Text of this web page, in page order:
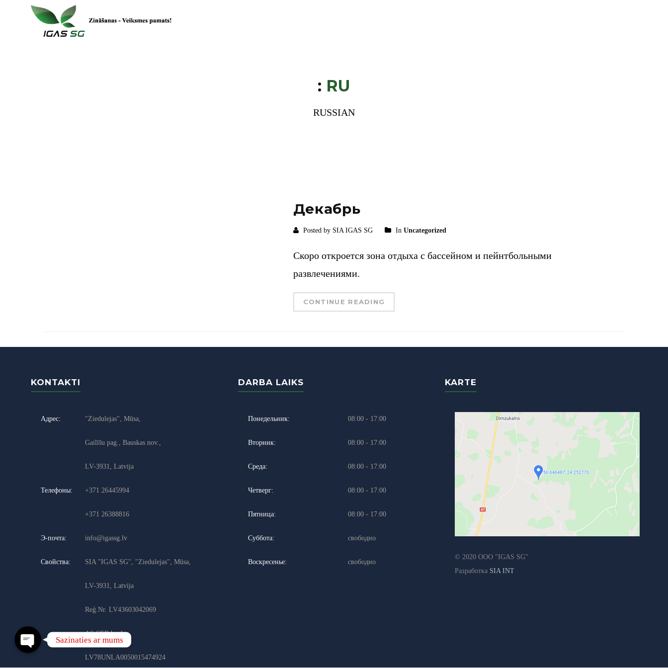
: RU
RUSSIAN
Декабрь
Posted by SIA IGAS SG In Uncategorized
Скоро откроется зона отдыха с бассейном и пейнтбольными
развлечениями.
CONTINUE READING
KONTAKTI
Адрес: "Ziedulejas", Mūsa,
Gailīšu pag., Bauskas nov.,
LV-3931, Latvija
Телефоны: +371 26445994
+371 26388816
Э-почта: info@igassg.lv
Свойства: SIA "IGAS SG", "Ziedulejas", Mūsa,
LV-3931, Latvija
Reģ.Nr. LV43603042069
AS SEB banka
LV78UNLA0050015474924
DARBA LAIKS
Понедельник: 08:00 - 17:00
Вторник: 08:00 - 17:00
Среда: 08:00 - 17:00
Четверг: 08:00 - 17:00
Пятница: 08:00 - 17:00
Суббота: свободно
Воскресенье: свободно
KARTE
© 2020 ООО "IGAS SG"
Разработка SIA INT
Whatsapp
Sazinaties ar mums